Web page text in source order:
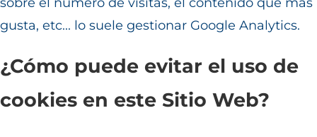
gusta, etc... lo suele gestionar Google Analytics.
¿Cómo puede evitar el uso de
cookies en este Sitio Web?